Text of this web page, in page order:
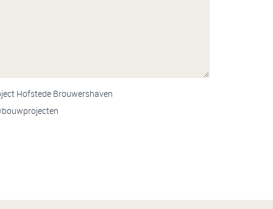
Hofstede Brouwershaven